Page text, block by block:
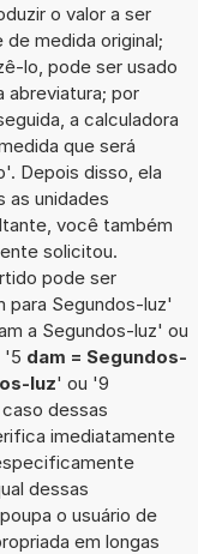
o valor a ser
medida original;
lo, pode ser usado
abreviatura; por
a calculadora
que será
Depois disso, ela
as unidades
você também
solicitou.
pode ser
para Segundos-luz'
a Segundos-luz' ou
'5 dam = Segundos-
luz' ou '9
dessas
imediatamente
dessas
o usuário de
em longas